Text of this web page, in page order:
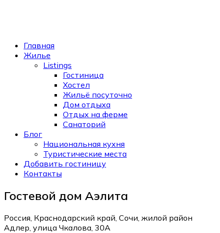
Главная
Жилье
Listings
Гостиница
Хостел
Жильё посуточно
Дом отдыха
Отдых на ферме
Санаторий
Блог
Национальная кухня
Туристические места
Добавить гостиницу
Контакты
Гостевой дом Аэлита
Россия, Краснодарский край, Сочи, жилой район
Адлер, улица Чкалова, 30А